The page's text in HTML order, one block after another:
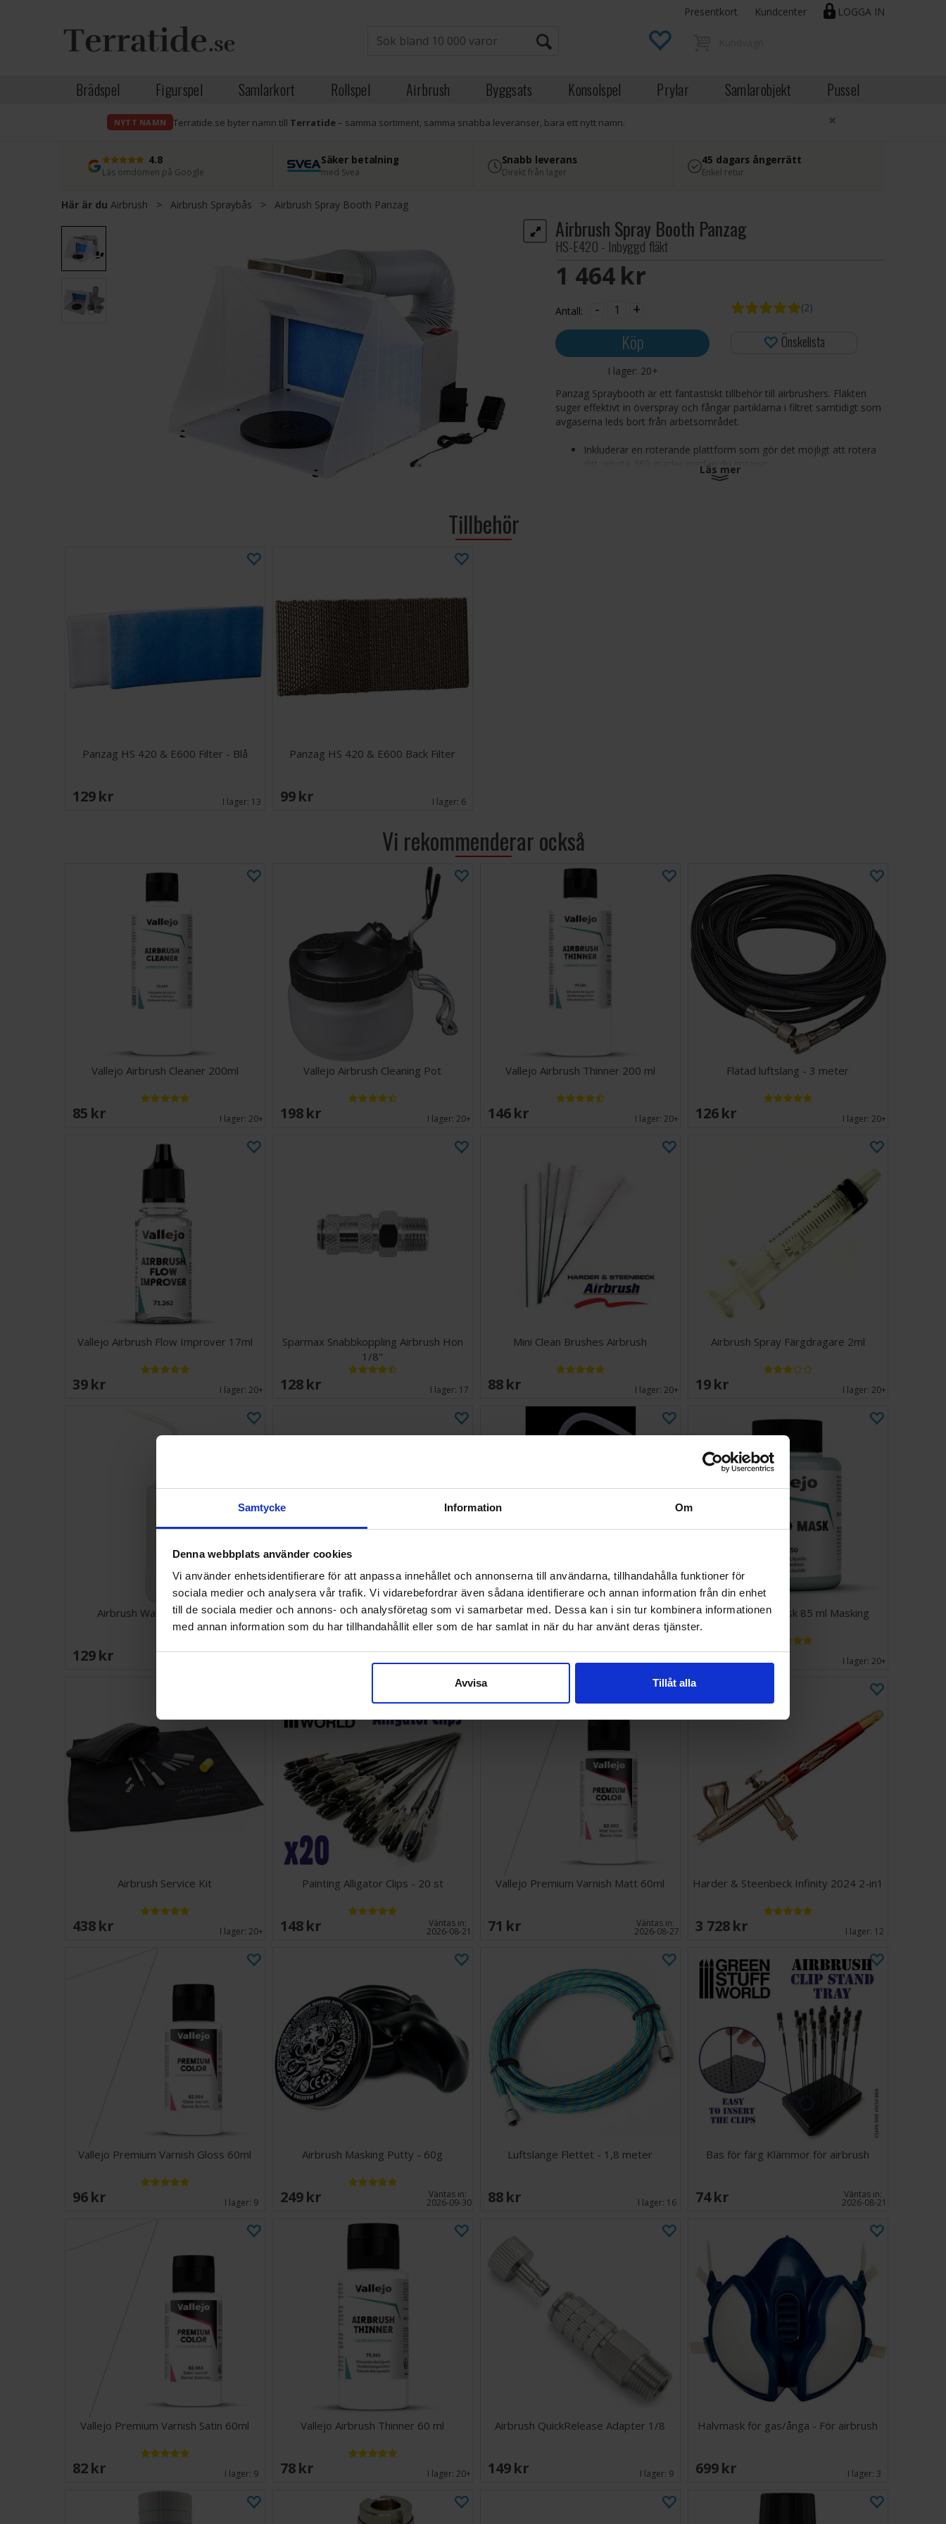
Samtycke Information Om
Denna webbplats använder cookies
Vi använder enhetsidentifierare för att anpassa innehållet och annonserna till användarna, tillhandahålla funktioner för
sociala medier och analysera vår trafik. Vi vidarebefordrar även sådana identifierare och annan information från din enhet
till de sociala medier och annons- och analysföretag som vi samarbetar med. Dessa kan i sin tur kombinera informationen
med annan information som du har tillhandahållit eller som de har samlat in när du har använt deras tjänster.
Avvisa Tillåt alla
LOGGA IN
Presentkort Kundcenter
Brädspel Figurspel Samlarkort Rollspel Airbrush Byggsats Konsolspel Prylar Samlarobjekt Pussel
NYTT NAMN Terratide.se byter namn till Terratide– samma sortiment, samma snabba leveranser, bara ett nytt namn. ×
4.8
Läs omdömen på Google
Säker betalning
med Svea
Snabb leverans
Direkt från lager
45 dagars ångerrätt
Enkel retur
Här är du Airbrush > Airbrush Spraybås > Airbrush Spray Booth Panzag
Airbrush Spray Booth Panzag
HS-E420 - Inbyggd fläkt
1 464 SEK
Antall: - +
Köp
I lager: 20+
(2)
Önskelista
Panzag Spraybooth är ett fantastiskt tillbehör till airbrushers. Fläkten
suger effektivt in överspray och fångar partiklarna i filtret samtidigt som
avgaserna leds bort från arbetsområdet.
Inkluderar en roterande plattform som gör det möjligt att rotera
ditt arbete 360 grader medan du sprayar.
Låg vikt och enkel montering gör att du enkelt kan flytta runt
Läs mer
Tillbehör
Panzag HS 420 & E600 Filter - Blå
129 SEK I lager: 13
Panzag HS 420 & E600 Back Filter
99 SEK I lager: 6
Vi rekommenderar också
Vallejo Airbrush Cleaner 200ml
85 SEK I lager:20+
Vallejo Airbrush Cleaning Pot
198 SEK I lager:20+
Vallejo Airbrush Thinner 200 ml
146 SEK I lager:20+
Flätad luftslang - 3 meter
126 SEK I lager:20+
Vallejo Airbrush Flow Improver 17ml
39 SEK I lager:20+
Sparmax Snabbkoppling Airbrush Hon
1/8"
128 SEK I lager: 17
Mini Clean Brushes Airbrush
88 SEK I lager:20+
Airbrush Spray Färgdragare 2ml
19 SEK I lager:20+
Airbrush Wash Bottle 500ml
129 SEK Väntas in:
Sparmax Snabbkoppling Airbrush Han
1/8"
48 SEK I lager:17
Airbrush Wash Bottle 250ml
68 SEK I lager:20+
Vallejo Liquid Mask 85 ml Masking
75 SEK I lager:20+
Airbrush Service Kit
438 SEK I lager:20+
Painting Alligator Clips - 20 st
148 SEK Väntas in:
2026-08-21
Vallejo Premium Varnish Matt 60ml
71 SEK Väntas in:
2026-08-27
Harder & Steenbeck Infinity 2024 2-in1
3 728 SEK I lager: 12
Vallejo Premium Varnish Gloss 60ml
96 SEK I lager: 9
Airbrush Masking Putty - 60g
249 SEK Väntas in:
2026-09-30
Luftslange Flettet - 1,8 meter
88 SEK I lager: 16
Bas för färg Klämmor för airbrush
74 SEK Väntas in:
2026-08-21
Vallejo Premium Varnish Satin 60ml
82 SEK I lager: 9
Vallejo Airbrush Thinner 60 ml
78 SEK I lager:20+
Airbrush QuickRelease Adapter 1/8
149 SEK I lager: 9
Halvmask för gas/ånga - För airbrush
699 SEK I lager: 3